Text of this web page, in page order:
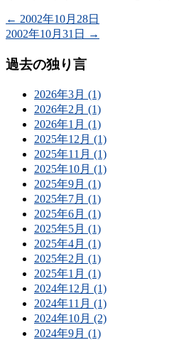
← 2002年10月28日
2002年10月31日
→
過去の独り言
2026年3月 (1)
2026年2月 (1)
2026年1月 (1)
2025年12月 (1)
2025年11月 (1)
2025年10月 (1)
2025年9月 (1)
2025年7月 (1)
2025年6月 (1)
2025年5月 (1)
2025年4月 (1)
2025年2月 (1)
2025年1月 (1)
2024年12月 (1)
2024年11月 (1)
2024年10月 (2)
2024年9月 (1)